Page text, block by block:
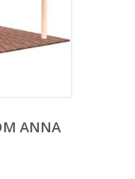
ANNA